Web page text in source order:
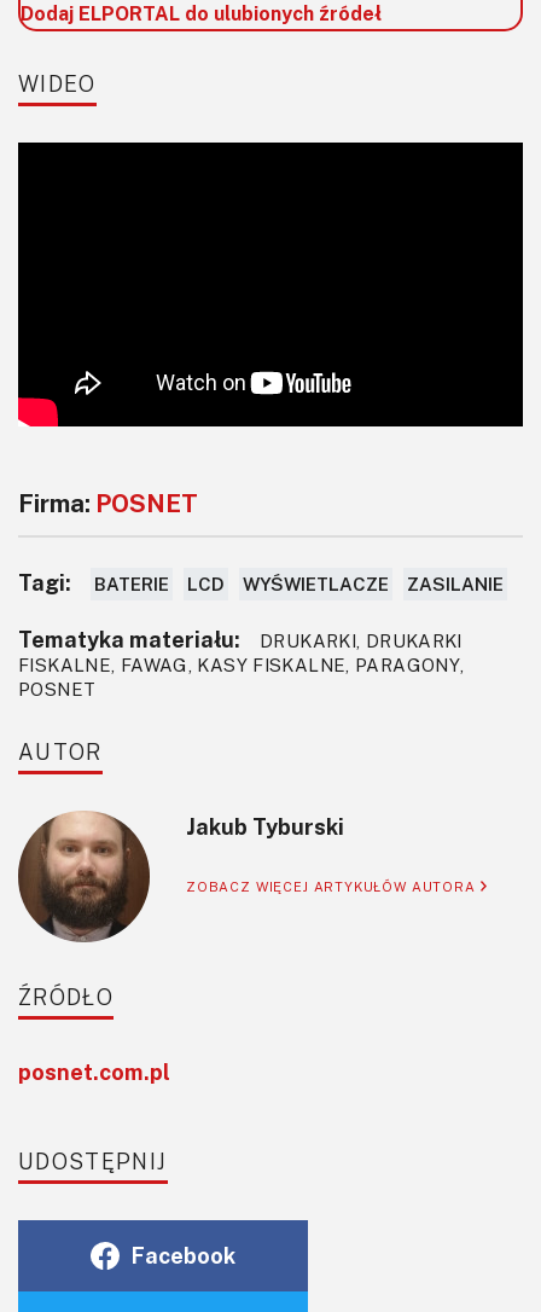
Dodaj ELPORTAL do ulubionych źródeł
WIDEO
Firma: POSNET
Tagi: BATERIE LCD WYŚWIETLACZE ZASILANIE
Tematyka materiału:
DRUKARKI, DRUKARKI
FISKALNE, FAWAG, KASY FISKALNE, PARAGONY,
POSNET
AUTOR
Jakub Tyburski
ZOBACZ WIĘCEJ ARTYKUŁÓW AUTORA
ŹRÓDŁO
posnet.com.pl
UDOSTĘPNIJ
Facebook